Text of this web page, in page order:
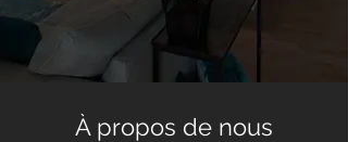
À propos de nous